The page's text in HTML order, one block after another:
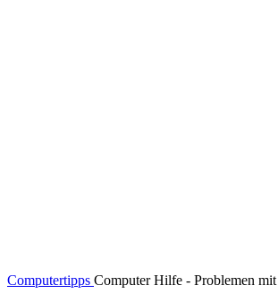
Computertipps Computer Hilfe - Problemen